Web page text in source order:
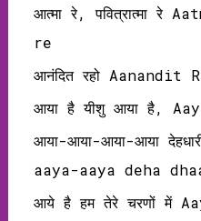
आत्मा रे, पवित्रात्मा रे
re
आनंदित रहो Aanandit
आया है यीशु आया है,
आया-आया-आया-आया
aaya-aaya deha
आये है हम तेरे चरणों में